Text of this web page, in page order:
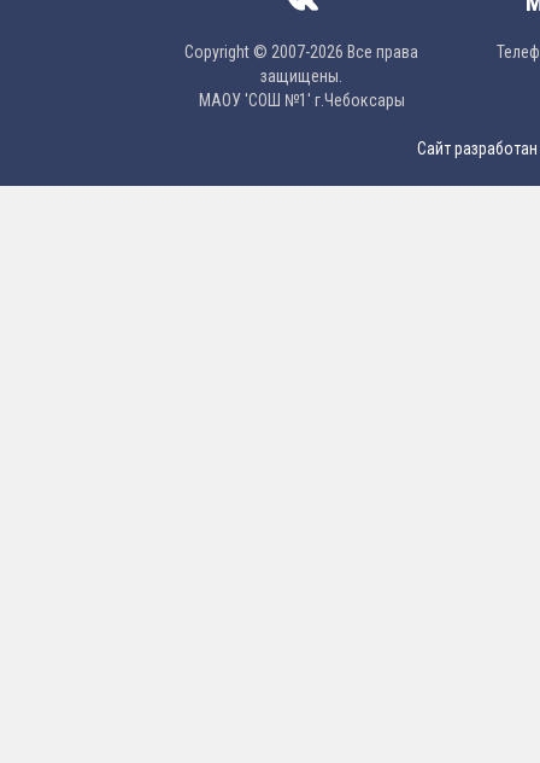
Copyright © 2007-2026 Все права
защищены.
МAОУ 'CОШ №1' г.Чебоксары
Сайт